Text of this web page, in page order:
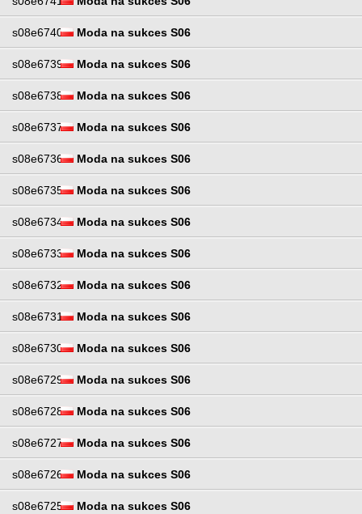
s08e6740 Moda na sukces S06
s08e6739 Moda na sukces S06
s08e6738 Moda na sukces S06
s08e6737 Moda na sukces S06
s08e6736 Moda na sukces S06
s08e6735 Moda na sukces S06
s08e6734 Moda na sukces S06
s08e6733 Moda na sukces S06
s08e6732 Moda na sukces S06
s08e6731 Moda na sukces S06
s08e6730 Moda na sukces S06
s08e6729 Moda na sukces S06
s08e6728 Moda na sukces S06
s08e6727 Moda na sukces S06
s08e6726 Moda na sukces S06
s08e6725 Moda na sukces S06